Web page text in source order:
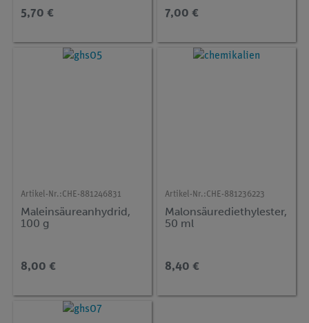
5,70 € 7,00 €
Artikel-Nr.:CHE-881246831
Maleinsäureanhydrid,
100 g
8,00 €
Artikel-Nr.:CHE-881236223
Malonsäurediethylester,
50 ml
8,40 €